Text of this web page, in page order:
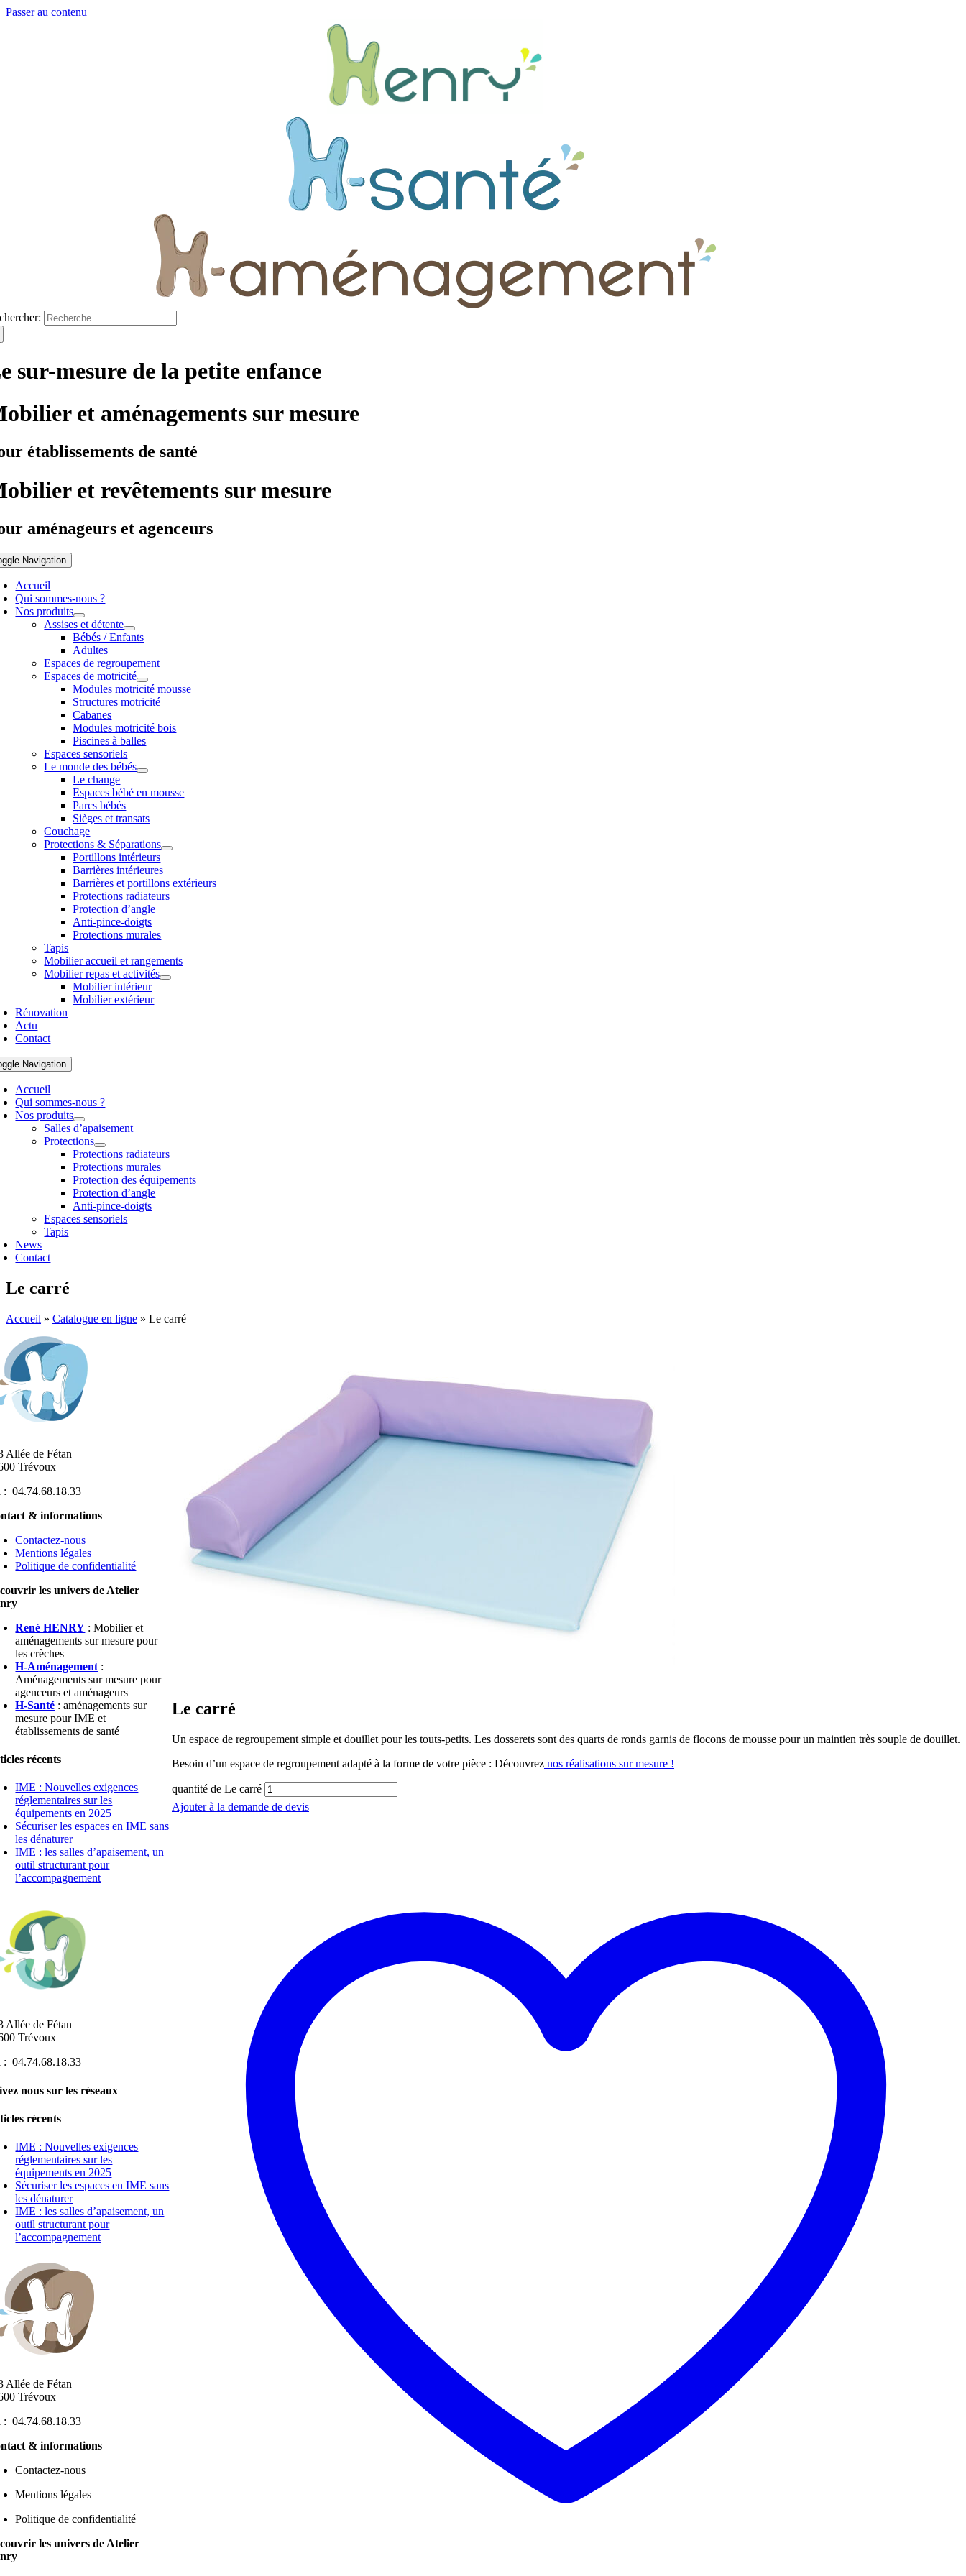
Passer au contenu
sur-mesure de la petite enfance
et aménagements sur mesure
établissements de santé
et revêtements sur mesure
aménageurs et agenceurs
Navigation
Accueil
Qui sommes-nous ?
Nos produits
Assises et détente
Bébés / Enfants
Adultes
Espaces de regroupement
Espaces de motricité
Modules motricité mousse
Structures motricité
Cabanes
Modules motricité bois
Piscines à balles
Espaces sensoriels
Le monde des bébés
Le change
Espaces bébé en mousse
Parcs bébés
Sièges et transats
Couchage
Protections & Séparations
Portillons intérieurs
Barrières intérieures
Barrières et portillons extérieurs
Protections radiateurs
Protection d’angle
Anti-pince-doigts
Protections murales
Tapis
Mobilier accueil et rangements
Mobilier repas et activités
Mobilier intérieur
Mobilier extérieur
Rénovation
Actu
Contact
Navigation
Accueil
Qui sommes-nous ?
Nos produits
Salles d’apaisement
Protections
Protections radiateurs
Protections murales
Protection des équipements
Protection d’angle
Anti-pince-doigts
Espaces sensoriels
Tapis
News
Contact
Le carré
Accueil » Catalogue en ligne » Le carré
Le carré
Un espace de regroupement simple et douillet pour les touts-petits. Les dosserets sont des quarts de ronds garnis de flocons de mousse pour un maintien très souple de douillet.
Besoin d’un espace de regroupement adapté à la forme de votre pièce : Découvrez nos réalisations sur mesure !
quantité de Le carré
Ajouter à la demande de devis
Allée de Fétan
Trévoux
: 04.74.68.18.33
& informations
Contactez-nous
Mentions légales
Politique de confidentialité
les univers de Atelier
René HENRY : Mobilier et
aménagements sur mesure pour
les crèches
H-Aménagement :
Aménagements sur mesure pour
agenceurs et aménageurs
H-Santé : aménagements sur
mesure pour IME et
établissements de santé
récents
IME : Nouvelles exigences
réglementaires sur les
équipements en 2025
Sécuriser les espaces en IME sans
les dénaturer
IME : les salles d’apaisement, un
outil structurant pour
l’accompagnement
Allée de Fétan
Trévoux
: 04.74.68.18.33
nous sur les réseaux
récents
IME : Nouvelles exigences
réglementaires sur les
équipements en 2025
Sécuriser les espaces en IME sans
les dénaturer
IME : les salles d’apaisement, un
outil structurant pour
l’accompagnement
Allée de Fétan
Trévoux
: 04.74.68.18.33
& informations
Contactez-nous
Mentions légales
Politique de confidentialité
les univers de Atelier